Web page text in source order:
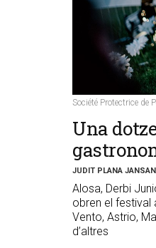
Société Protectrice de
Una
JUDIT PLANA
Alosa, Derbi
obren el festival
Vento, Astrio,
d’altres